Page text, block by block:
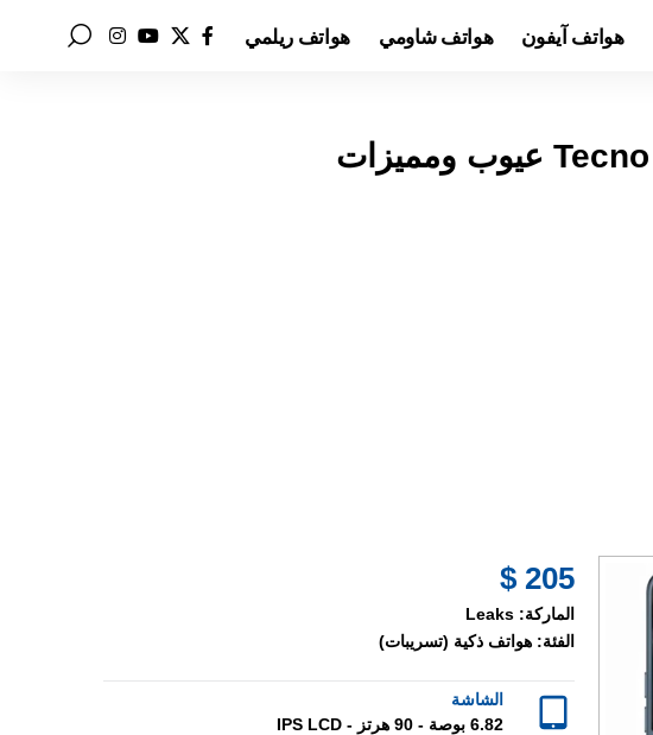
هواتف آيفون هواتف شاومي هواتف ريلمي
205 $
الماركة: Leaks
الفئة: هواتف ذكية (تسريبات)
الشاشة
6.82 بوصة - 90 هرتز - IPS LCD